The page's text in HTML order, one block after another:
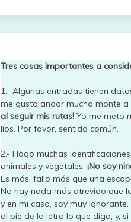
Tres cosas importantes a
1.- Algunas entradas tienen
me gusta andar mucho monte a
al seguir mis rutas!Yo me meto
líos. Por favor, sentido común.
2.- Hago muchas
animales y vegetales. ¡No soy
Es más, fallo más que una
No hay nada más atrevido que
y en mi caso, soy muy
al pie de la letra lo que digo, y, si